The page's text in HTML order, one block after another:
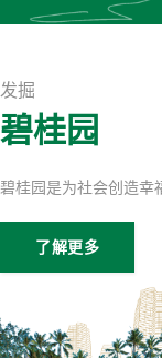
发掘
碧桂园
碧桂园是为社会创造幸
了解更多